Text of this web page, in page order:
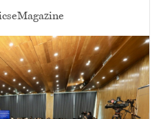
eMagazine